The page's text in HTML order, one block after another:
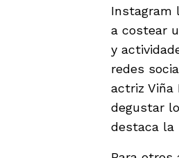
Instagram
a costear
y
redes
actriz Viña
degustar
destaca la